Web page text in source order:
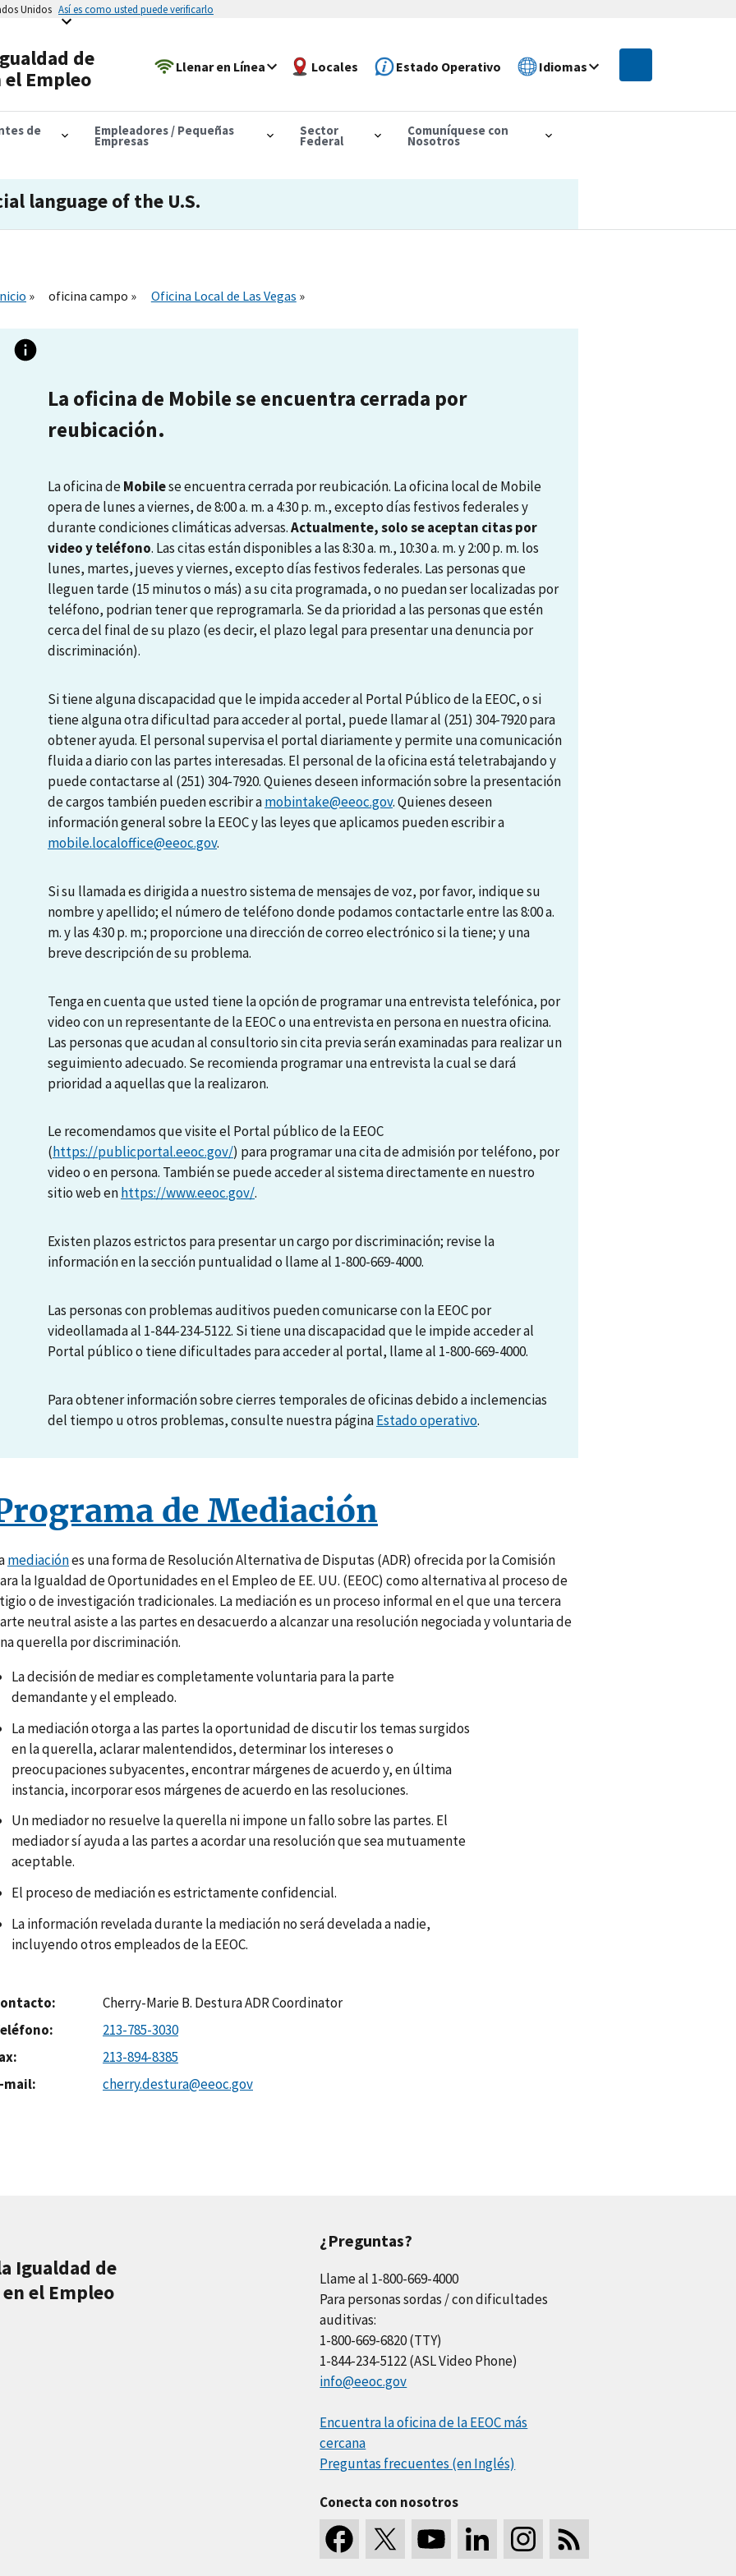
Unidos Así es como usted puede verificarlo
de
Empleo
Llenar en Línea Locales Estado Operativo Idiomas
de Empleadores / Pequeñas
Empresas
Sector
Federal
Comuníquese con
Nosotros
language of the U.S.
oficina campo Oficina Local de Las Vegas
La oficina de Mobile se encuentra cerrada por
reubicación.
La oficina deMobilese encuentra cerrada por reubicación. La oficina local de Mobile
opera de lunes a viernes, de 8:00 a. m. a 4:30 p. m., excepto días festivos federales y
durante condiciones climáticas adversas.Actualmente, solo se aceptan citas por
video y teléfono. Las citas están disponibles a las 8:30 a. m., 10:30 a. m. y 2:00 p. m. los
lunes, martes, jueves y viernes, excepto días festivos federales. Las personas que
lleguen tarde (15 minutos o más) a su cita programada, o no puedan ser localizadas por
teléfono, podrian tener que reprogramarla. Se da prioridad a las personas que estén
cerca del final de su plazo (es decir, el plazo legal para presentar una denuncia por
discriminación).
Si tiene alguna discapacidad que le impida acceder al Portal Público de la EEOC, o si
tiene alguna otra dificultad para acceder al portal, puede llamar al (251) 304-7920 para
obtener ayuda. El personal supervisa el portal diariamente y permite una comunicación
fluida a diario con las partes interesadas. El personal de la oficina está teletrabajando y
puede contactarse al (251) 304-7920. Quienes deseen información sobre la presentación
de cargos también pueden escribir amobintake@eeoc.gov. Quienes deseen
información general sobre la EEOC y las leyes que aplicamos pueden escribir a
mobile.localoffice@eeoc.gov.
Si su llamada es dirigida a nuestro sistema de mensajes de voz, por favor, indique su
nombre y apellido; el número de teléfono donde podamos contactarle entre las 8:00 a.
m. y las 4:30 p. m.; proporcione una dirección de correo electrónico si la tiene; y una
breve descripción de su problema.
Tenga en cuenta que usted tiene la opción de programar una entrevista telefónica, por
video con un representante de la EEOC o una entrevista en persona en nuestra oficina.
Las personas que acudan al consultorio sin cita previa serán examinadas para realizar un
seguimiento adecuado. Se recomienda programar una entrevista la cual se dará
prioridad a aquellas que la realizaron.
Le recomendamos que visite el Portal público de la EEOC
(https://publicportal.eeoc.gov/) para programar una cita de admisión por teléfono, por
video o en persona. También se puede acceder al sistema directamente en nuestro
sitio web enhttps://www.eeoc.gov/.
Existen plazos estrictos para presentar un cargo por discriminación; revise la
información en la sección puntualidad o llame al 1-800-669-4000.
Las personas con problemas auditivos pueden comunicarse con la EEOC por
videollamada al 1-844-234-5122. Si tiene una discapacidad que le impide acceder al
Portal público o tiene dificultades para acceder al portal, llame al 1-800-669-4000.
Para obtener información sobre cierres temporales de oficinas debido a inclemencias
del tiempo u otros problemas, consulte nuestra páginaEstado operativo.
de Mediación
mediaciónes una forma de Resolución Alternativa de Disputas (ADR) ofrecida por la Comisión
la Igualdad de Oportunidades en el Empleo de EE. UU. (EEOC) como alternativa al proceso de
o de investigación tradicionales. La mediación es un proceso informal en el que una tercera
neutral asiste a las partes en desacuerdo a alcanzar una resolución negociada y voluntaria de
querella por discriminación.
La decisión de mediar es completamente voluntaria para la parte
demandante y el empleado.
La mediación otorga a las partes la oportunidad de discutir los temas surgidos
en la querella, aclarar malentendidos, determinar los intereses o
preocupaciones subyacentes, encontrar márgenes de acuerdo y, en última
instancia, incorporar esos márgenes de acuerdo en las resoluciones.
Un mediador no resuelve la querella ni impone un fallo sobre las partes. El
mediador sí ayuda a las partes a acordar una resolución que sea mutuamente
aceptable.
El proceso de mediación es estrictamente confidencial.
La información revelada durante la mediación no será develada a nadie,
incluyendo otros empleados de la EEOC.
Cherry-Marie B. Destura ADR Coordinator
213-785-3030
213-894-8385
mail
cherry.destura@eeoc.gov
Igualdad de
el Empleo
¿Preguntas?
Llame al 1-800-669-4000
Para personas sordas / con dificultades
auditivas:
1-800-669-6820 (TTY)
1-844-234-5122 (ASL Video Phone)
info@eeoc.gov
Encuentra la oficina de la EEOC más
cercana
Preguntas frecuentes (en Inglés)
Conecta con nosotros